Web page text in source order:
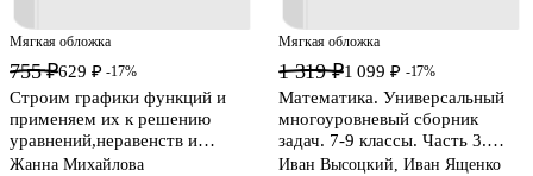
Мягкая обложка
755 ₽629 ₽ -17%
Строим графики функций и
применяем их к решению
уравнений,неравенств и
систем уравнений по
Жанна Михайлова
Мягкая обложка
1 319 ₽1 099 ₽ -17%
Математика. Универсальный
многоуровневый сборник
задач. 7-9 классы. Часть 3.
Статистика. Вероятность.
Иван Высоцкий, Иван Ященко